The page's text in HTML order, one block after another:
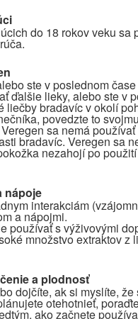
do 18 rokov veku sa
ste v poslednom
ďalšie lieky, alebo ste v
liečby bradavíc v okolí
povedzte to
sa nemá
bradavíc. Veregen sa
nezahojí po
nápoje
interakciám
a nápojmi.
používať s výživovými
množstvo extraktov z
a plodnosť
dojčíte, ak si myslíte, že
otehotnieť,
ako začnete